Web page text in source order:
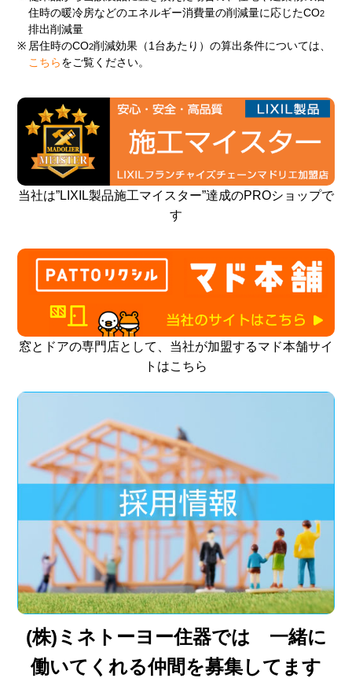
住時の暖冷房などのエネルギー消費量の削減量に応じたCO2
排出削減量
※ 居住時のCO2削減効果（1台あたり）の算出条件については、
こちら をご覧ください。
当社は”LIXIL製品施工マイスター”達成のPROショップで
す
窓とドアの専門店として、当社が加盟するマド本舗サイ
トはこちら
(株)ミネトーヨー住器では 一緒に
働いてくれる仲間を募集してます